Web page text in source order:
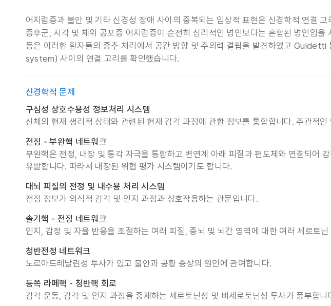
어지럼증과 불안 및 기타 신경성 장애 사이의 중복되는 임상적 표현은 신경학적 연결
증후군, 시각 및 체위 공포증 어지럼증이 순전히 심리적인 병인보다는 혼합된 병인임
등은 이러한 환자들의 중추 처리에서 공간 방향 및 주의력 결핍을 발견하였고
system) 사이의 연결 고리를 확인했습니다.
신경학적 문제
구심성 상호수용성 정보처리 시스템
신체의 현재 생리적 상태와 관련된 현재 감각 과정에 관한 정보를 통합합니다. 주관적
전정 - 부완핵 네트워크
부완핵은 전정, 내장 및 통각 자극을 통합하고 변연계 아래 피질과 편도체와 연결되어
유발합니다. 따라서 내장된 위협 평가 시스템이기도 합니다.
대뇌 피질의 전정 및 내수용 처리 시스템
전정 정보가 의식적 감각 및 인지 과정과 상호작용하는 관문입니다.
솔기핵 - 전정 네트워크
인지, 감정 및 자율 반응을 조절하는 여러 피질, 중뇌 및 뇌간 영역에 대한 여러 세로토
청반전정 네트워크
노르아드레날린성 투사가 있고 불안과 공황 증상의 원인에 관여합니다.
등쪽 라페핵 - 청반핵 회로
감각 운동, 감각 및 인지 과정을 중재하는 세로토닌성 및 비세로토닌성 투사가 풍부합니